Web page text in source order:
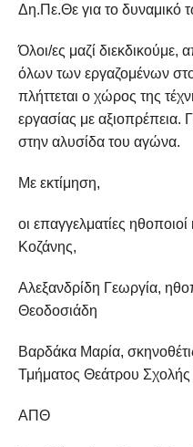
Δη.Πε.Θε για το δυναμικό
Όλοι/ες μαζί διεκδικούμε,
όλων των εργαζομένων
πλήττεται ο χώρος της
εργασίας με αξιοπρέπεια.
στην αλυσίδα του αγώνα.
Με εκτίμηση,
οι επαγγελματίες
Κοζάνης,
Αλεξανδρίδη Γεωργία,
Θεοδοσιάδη
Βαρδάκα Μαρία,
Τμήματος Θεάτρου
ΑΠΘ